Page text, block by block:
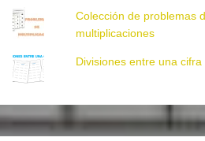
Colección de problemas
multiplicaciones
Divisiones entre una cifra